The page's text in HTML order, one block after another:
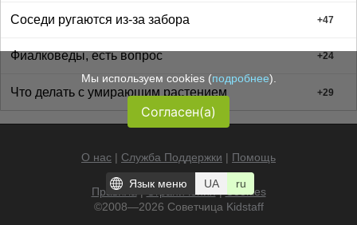
Соседи ругаются из-за забора +47
Фиалковеды, есть вопрос +24
Что делать с умирающим растением +29
О нас | Служба Поддержки | Помощь
Правила|Ограничения|Cookies
©2008—2026 Советчица Kidstaff
Мы используем cookies (подробнее).
Согласен(а)
Язык меню UA ru